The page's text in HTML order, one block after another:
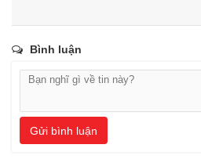
Bình luận
Gửi bình luận